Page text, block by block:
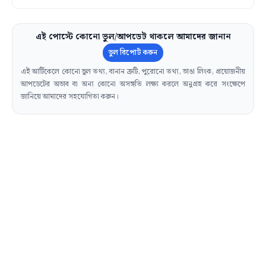
এই পোস্টে কোনো ভুল/আপডেট থাকলে আমাদের জানান
ভুল রিপোর্ট করুন
এই আর্টিকেলে কোনো ভুল তথ্য, বানান ত্রুটি, পুরোনো তথ্য, ভাঙা লিংক, প্রয়োজনীয়
আপডেটের অভাব বা অন্য কোনো অসঙ্গতি লক্ষ্য করলে অনুগ্রহ করে সংক্ষেপে
জানিয়ে আমাদের সহযোগিতা করুন।